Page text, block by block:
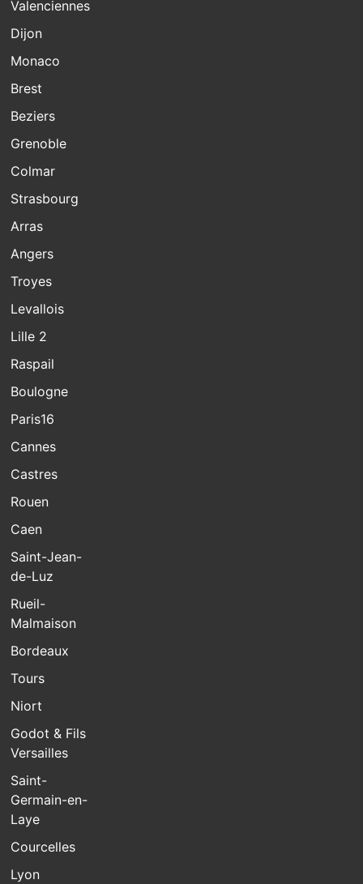
Valenciennes
Dijon
Monaco
Brest
Beziers
Grenoble
Colmar
Strasbourg
Arras
Angers
Troyes
Levallois
Lille 2
Raspail
Boulogne
Paris16
Cannes
Castres
Rouen
Caen
Saint-Jean-
de-Luz
Rueil-
Malmaison
Bordeaux
Tours
Niort
Godot & Fils
Versailles
Saint-
Germain-en-
Laye
Courcelles
Lyon